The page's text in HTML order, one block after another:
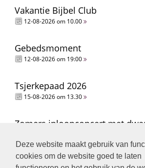
Deze website maakt gebruik van
cookies om de website goed te laten
Vakantie Bijbel Club
12-08-2026 om 10.00
Gebedsmoment
12-08-2026 om 19:00
Tsjerkepaad 2026
15-08-2026 om 13.30
Zomers inloopconcert met
Zomers inloopconcert met